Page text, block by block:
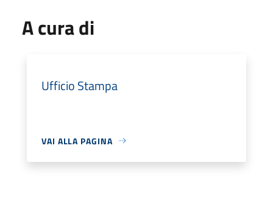
A cura di
Ufficio Stampa
VAI ALLA PAGINA